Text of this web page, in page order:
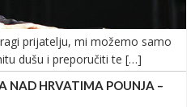
prijatelju, mi možemo samo
dušu i preporučiti te […]
NAD HRVATIMA POUNJA –